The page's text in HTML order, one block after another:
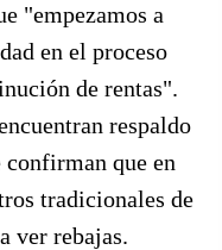
"empezamos a
en el proceso
de rentas".
respaldo
que en
tradicionales de
ver rebajas.